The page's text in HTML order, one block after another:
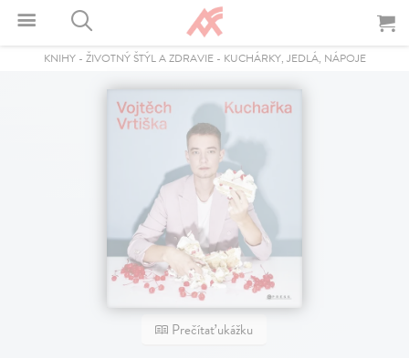
KNIHY- ŽIVOTNÝ ŠTÝL A ZDRAVIE- KUCHÁRKY, JEDLÁ, NÁPOJE
Prečítať ukážku